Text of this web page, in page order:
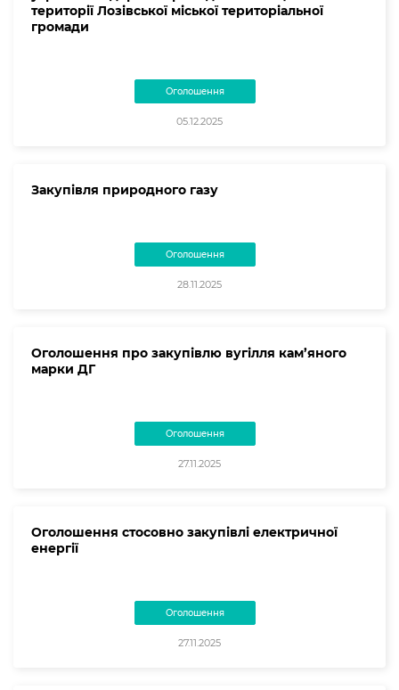
території Лозівської міської територіальної
громади
Оголошення
05.12.2025
Закупівля природного газу
Оголошення
28.11.2025
Оголошення про закупівлю вугілля кам’яного
марки ДГ
Оголошення
27.11.2025
Оголошення стосовно закупівлі електричної
енергії
Оголошення
27.11.2025